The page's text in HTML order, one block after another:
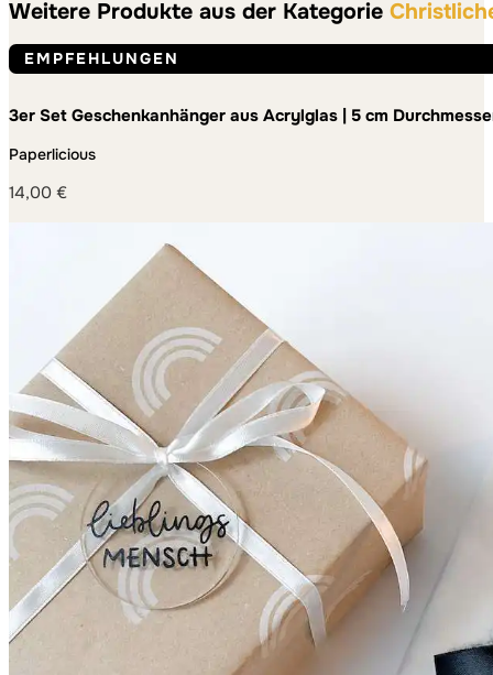
Weitere Produkte aus der Kategorie
EMPFEHLUNGEN
3er Set Geschenkanhänger aus Acrylglas | 5 cm
Paperlicious
14,00 €